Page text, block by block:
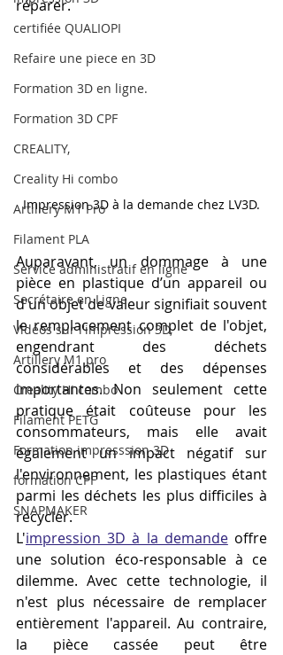
certifiée QUALIOPI
Refaire une piece en 3D
Formation 3D en ligne.
Formation 3D CPF
CREALITY,
Creality Hi combo
Artillery M1 Pro
Filament PLA
Service administratif en ligne
Secrétaire en Ligne
Vidéos sur l'impression 3D,
Artillery M1 pro
Creality HI combo
Filament PETG
Formation impresssion 3D
formation CPF
SNAPMAKER
réparer.
Impression 3D à la demande chez LV3D.
Auparavant, un dommage à une
pièce en plastique d’un appareil ou
d'un objet de valeur signifiait souvent
le remplacement complet de l'objet,
engendrant des déchets
considérables et des dépenses
importantes. Non seulement cette
pratique était coûteuse pour les
consommateurs, mais elle avait
également un impact négatif sur
l'environnement, les plastiques étant
parmi les déchets les plus difficiles à
recycler.
L'impression 3D à la demande offre
une solution éco-responsable à ce
dilemme. Avec cette technologie, il
n'est plus nécessaire de remplacer
entièrement l'appareil. Au contraire,
la pièce cassée peut être